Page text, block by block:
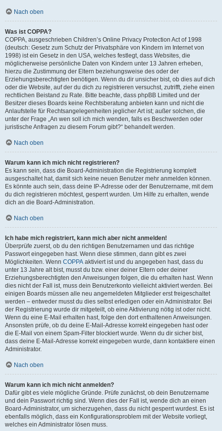
Nach oben
Was ist COPPA?
COPPA, ausgeschrieben Children’s Online Privacy Protection Act of 1998
(deutsch: Gesetz zum Schutz der Privatsphäre von Kindern im Internet von
1998) ist ein Gesetz in den USA, welches festlegt, dass Websites, die
möglicherweise persönliche Daten von Kindern unter 13 Jahren erheben,
hierzu die Zustimmung der Eltern beziehungsweise des oder der
Erziehungsberechtigten benötigen. Wenn du dir unsicher bist, ob dies auf dich
oder die Website, auf der du dich zu registrieren versuchst, zutrifft, ziehe einen
rechtlichen Beistand zu Rate. Bitte beachte, dass phpBB Limited und der
Besitzer dieses Boards keine Rechtsberatung anbieten kann und nicht die
Anlaufstelle für Rechtsangelegenheiten jeglicher Art ist; außer solchen, die
unter der Frage „An wen soll ich mich wenden, falls es Beschwerden oder
juristische Anfragen zu diesem Forum gibt?“ behandelt werden.
Nach oben
Warum kann ich mich nicht registrieren?
Es kann sein, dass die Board-Administration die Registrierung komplett
ausgeschaltet hat, damit sich keine neuen Benutzer mehr anmelden können.
Es könnte auch sein, dass deine IP-Adresse oder der Benutzername, mit dem
du dich registrieren möchtest, gesperrt wurden. Um Hilfe zu erhalten, wende
dich an die Board-Administration.
Nach oben
Ich habe mich registriert, kann mich aber nicht anmelden!
Überprüfe zuerst, ob du den richtigen Benutzernamen und das richtige
Passwort eingegeben hast. Wenn diese stimmen, dann gibt es zwei
Möglichkeiten. Wenn COPPA aktiviert ist und du angegeben hast, dass du
unter 13 Jahre alt bist, musst du bzw. einer deiner Eltern oder deiner
Erziehungsberechtigten den Anweisungen folgen, die du erhalten hast. Wenn
dies nicht der Fall ist, muss dein Benutzerkonto vielleicht aktiviert werden. Bei
einigen Boards müssen alle neu angemeldeten Mitglieder erst freigeschaltet
werden – entweder musst du dies selbst erledigen oder ein Administrator. Bei
der Registrierung wurde dir mitgeteilt, ob eine Aktivierung nötig ist oder nicht.
Wenn du eine E-Mail erhalten hast, folge den dort enthaltenen Anweisungen.
Ansonsten prüfe, ob du deine E-Mail-Adresse korrekt eingegeben hast oder
die E-Mail von einem Spam-Filter blockiert wurde. Wenn du dir sicher bist,
dass deine E-Mail-Adresse korrekt eingegeben wurde, dann kontaktiere einen
Administrator.
Nach oben
Warum kann ich mich nicht anmelden?
Dafür gibt es viele mögliche Gründe. Prüfe zunächst, ob dein Benutzername
und dein Passwort richtig sind. Wenn dies der Fall ist, wende dich an einen
Board-Administrator, um sicherzugehen, dass du nicht gesperrt wurdest. Es ist
ebenfalls möglich, dass ein Konfigurationsproblem mit der Website vorliegt,
welches ein Administrator lösen muss.